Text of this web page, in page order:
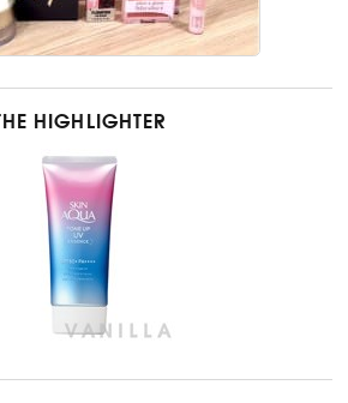
THE HIGHLIGHTER